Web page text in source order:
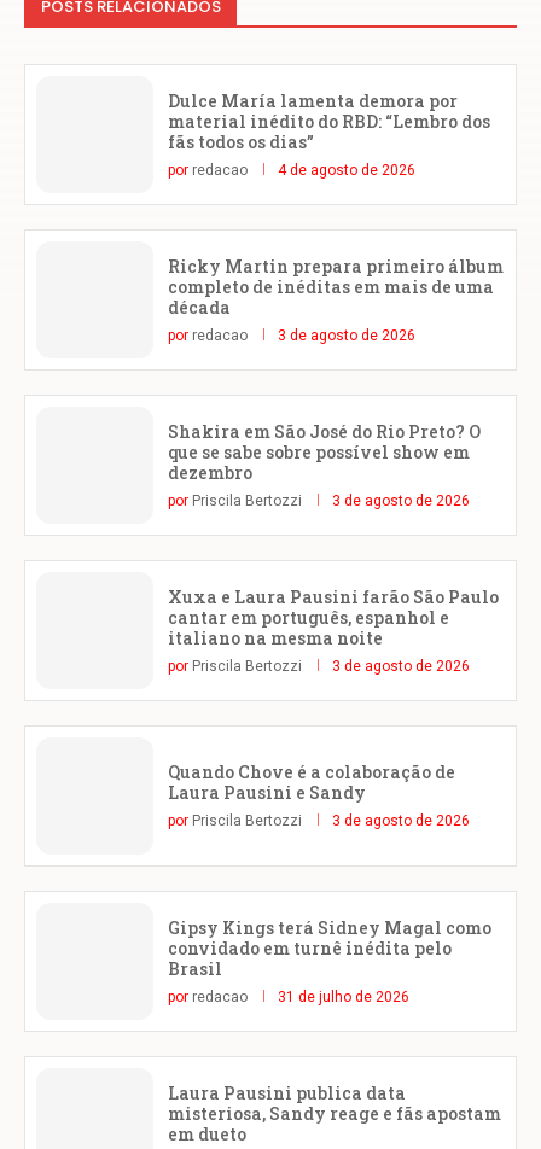
POSTS RELACIONADOS
Dulce María lamenta demora por
material inédito do RBD: “Lembro dos
fãs todos os dias”
por redacao 4 de agosto de 2026
Ricky Martin prepara primeiro álbum
completo de inéditas em mais de uma
década
por redacao 3 de agosto de 2026
Shakira em São José do Rio Preto? O
que se sabe sobre possível show em
dezembro
por Priscila Bertozzi 3 de agosto de 2026
Xuxa e Laura Pausini farão São Paulo
cantar em português, espanhol e
italiano na mesma noite
por Priscila Bertozzi 3 de agosto de 2026
Quando Chove é a colaboração de
Laura Pausini e Sandy
por Priscila Bertozzi 3 de agosto de 2026
Gipsy Kings terá Sidney Magal como
convidado em turnê inédita pelo
Brasil
por redacao 31 de julho de 2026
Laura Pausini publica data
misteriosa, Sandy reage e fãs apostam
em dueto